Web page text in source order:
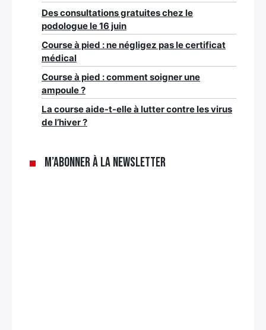
Des consultations gratuites chez le
podologue le 16 juin
Course à pied : ne négligez pas le certificat
médical
Course à pied : comment soigner une
ampoule ?
La course aide-t-elle à lutter contre les virus
de l’hiver ?
M’abonner à la newsletter